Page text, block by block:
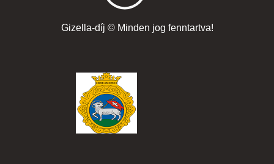
Gizella-díj © Minden jog fenntartva!